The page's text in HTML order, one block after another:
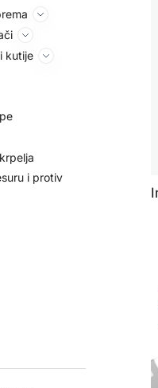
kutije
i protiv